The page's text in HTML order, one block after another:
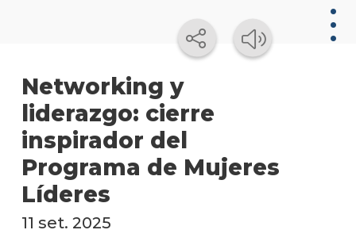
Networking y
liderazgo: cierre
inspirador del
Programa de Mujeres
Líderes
11 set. 2025